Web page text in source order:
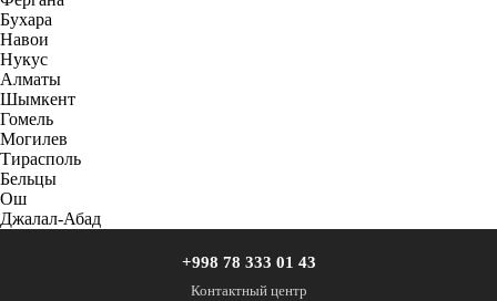
Бухара
Навои
Нукус
Алматы
Шымкент
Гомель
Могилев
Тирасполь
Бельцы
Ош
Джалал-Абад
+998 78 333 01 43
Контактный центр